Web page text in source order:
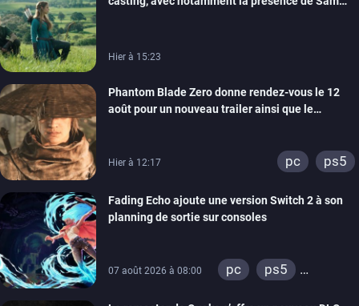
Hier à 15:23
Phantom Blade Zero donne rendez-vous le 12
août pour un nouveau trailer ainsi que le
Hier à 12:17 pc ps5
Fading Echo ajoute une version Switch 2 à son
planning de sortie sur consoles
07 août 2026 à 08:00 pc
ps5